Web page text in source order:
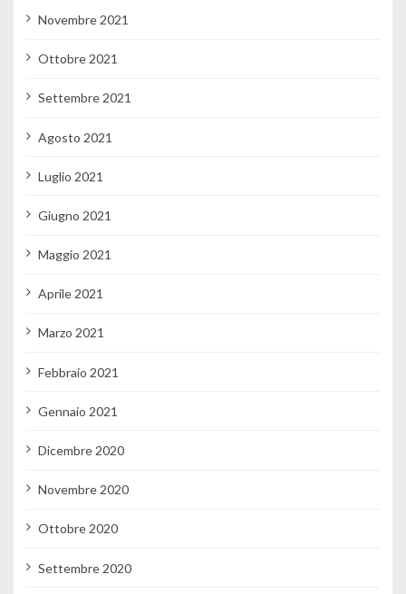
Novembre 2021
Ottobre 2021
Settembre 2021
Agosto 2021
Luglio 2021
Giugno 2021
Maggio 2021
Aprile 2021
Marzo 2021
Febbraio 2021
Gennaio 2021
Dicembre 2020
Novembre 2020
Ottobre 2020
Settembre 2020